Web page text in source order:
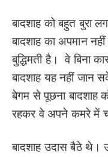
बादशाह को बहुत बुरा
बादशाह का अपमान
बुद्धिमती है। वे बिना
बादशाह यह नहीं जान
बेगम से पूछना बादशाह
रहकर वे अपने कमरे में
बादशाह उदास बैठे